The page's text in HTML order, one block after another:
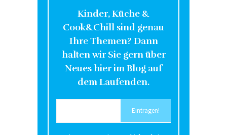
Kinder, Küche &
Cook&Chill sind genau
Ihre Themen? Dann
halten wir Sie gern über
Neues hier im Blog auf
dem Laufenden.